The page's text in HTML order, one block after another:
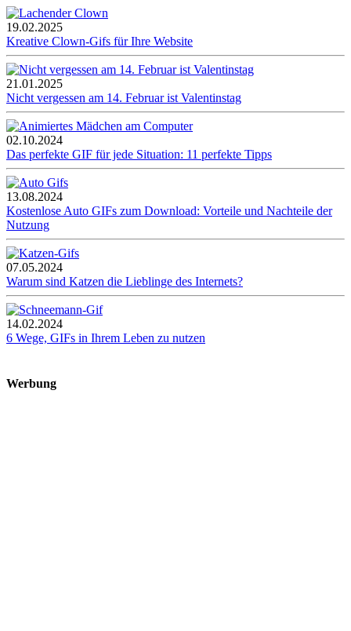
19.02.2025
Kreative Clown-Gifs für Ihre Website
21.01.2025
Nicht vergessen am 14. Februar ist Valentinstag
02.10.2024
Das perfekte GIF für jede Situation: 11 perfekte Tipps
13.08.2024
Kostenlose Auto GIFs zum Download: Vorteile und Nachteile der
Nutzung
07.05.2024
Warum sind Katzen die Lieblinge des Internets?
14.02.2024
6 Wege, GIFs in Ihrem Leben zu nutzen
Werbung